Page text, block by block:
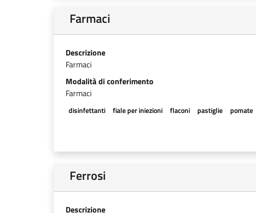
Farmaci
Descrizione
Farmaci
Modalità di conferimento
Farmaci
disinfettanti fiale per iniezioni flaconi pastiglie pomate
Ferrosi
Descrizione